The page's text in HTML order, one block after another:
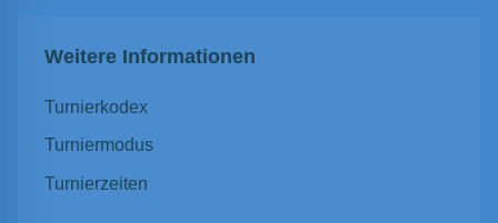
Weitere Informationen
Turnierkodex
Turniermodus
Turnierzeiten